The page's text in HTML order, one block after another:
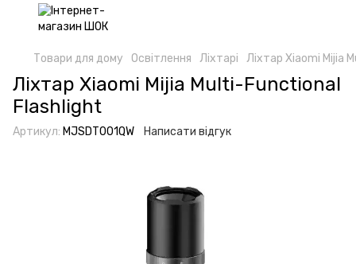
Товари для дому Освітлення Ліхтарі Ліхтар Xiaomi Mijia
Ліхтар Xiaomi Mijia Multi-Functional
Flashlight
Артикул: MJSDT001QW Написати відгук